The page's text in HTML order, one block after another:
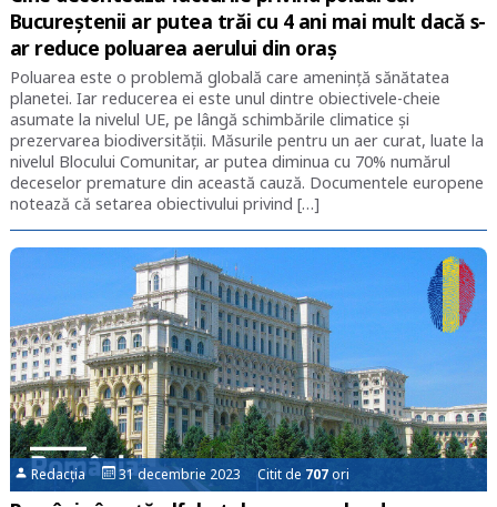
Bucureștenii ar putea trăi cu 4 ani mai mult dacă s-
ar reduce poluarea aerului din oraș
Poluarea este o problemă globală care amenință sănătatea
planetei. Iar reducerea ei este unul dintre obiectivele-cheie
asumate la nivelul UE, pe lângă schimbările climatice și
prezervarea biodiversității. Măsurile pentru un aer curat, luate la
nivelul Blocului Comunitar, ar putea diminua cu 70% numărul
deceselor premature din această cauză. Documentele europene
notează că setarea obiectivului privind […]
Redacția 31 decembrie 2023 Citit de 707ori